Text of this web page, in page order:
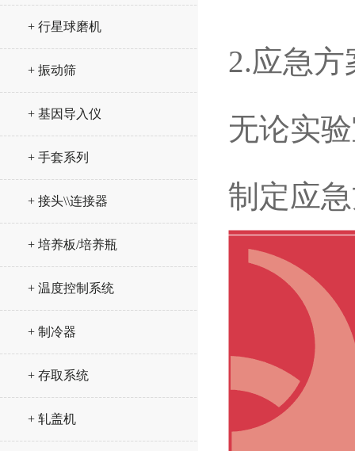
+ 行星球磨机
+ 振动筛
+ 基因导入仪
+ 手套系列
+ 接头\\连接器
+ 培养板/培养瓶
+ 温度控制系统
+ 制冷器
+ 存取系统
+ 轧盖机
2.应急方
无论实
制定应